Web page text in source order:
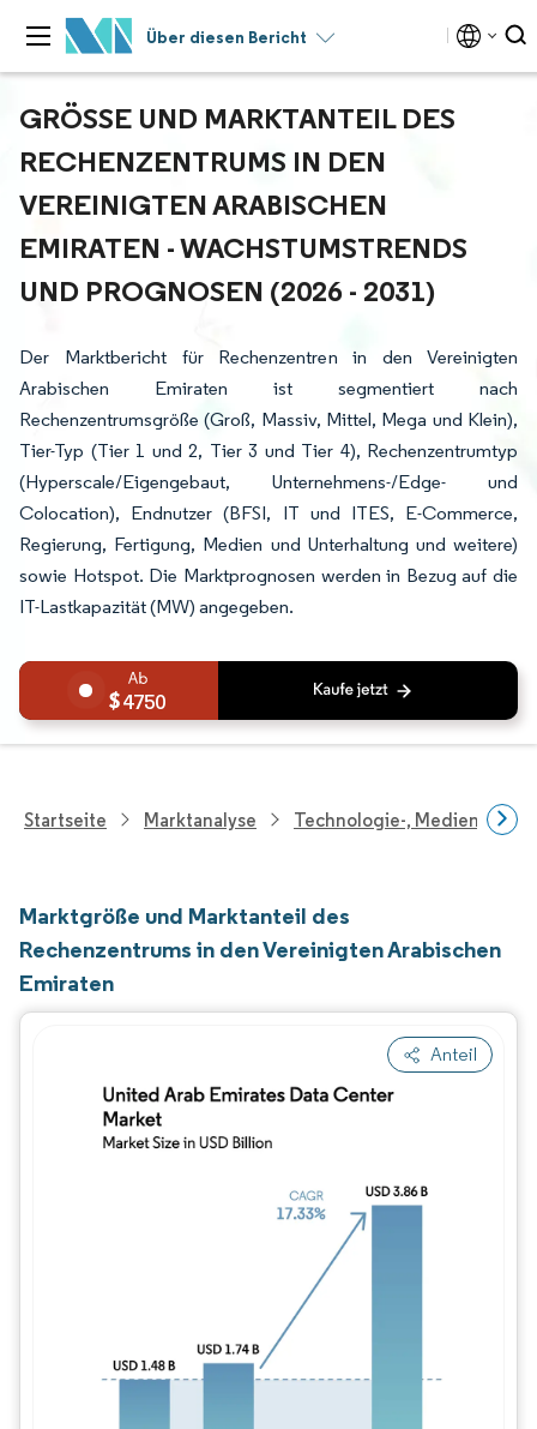
Über diesen Bericht
GRÖSSE UND MARKTANTEIL DES R
ECHENZENTRUMS IN DEN V
EREINIGTEN ARABISCHEN E
MIRATEN - WACHSTUMSTRENDS U
ND PROGNOSEN (2026 - 2031)
Der Marktbericht für Rechenzentren in den Vereinigten
Arabischen Emiraten ist segmentiert nach
Rechenzentrumsgröße (Groß, Massiv, Mittel, Mega und Klein),
Tier-Typ (Tier 1 und 2, Tier 3 und Tier 4), Rechenzentrumtyp
(Hyperscale/Eigengebaut, Unternehmens-/Edge- und
Colocation), Endnutzer (BFSI, IT und ITES, E-Commerce,
Regierung, Fertigung, Medien und Unterhaltung und weitere)
sowie Hotspot. Die Marktprognosen werden in Bezug auf die
IT-Lastkapazität (MW) angegeben.
4750
Startseite Marktanalyse Technologie-, Medien- Und
Marktgröße und Marktanteil des
Rechenzentrums in den Vereinigten Arabischen
Emiraten
Anteil
Bild © Mordor Intelligence.